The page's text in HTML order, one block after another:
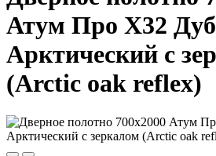
Атум Про Х32 Дуб
Арктический с
(Arctic oak reflex)